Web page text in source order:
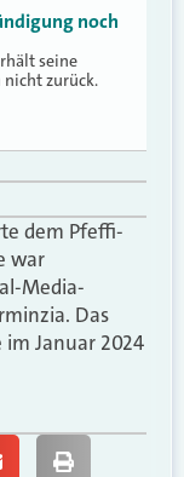
noch
seine
nicht zurück.
dem Pfeffi-
war
Media-
Das
Januar 2024